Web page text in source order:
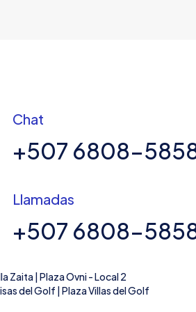
Chat
+507 6808-
Llamadas
+507 6808-
Zaita | Plaza Ovni - Local 2
del Golf | Plaza Villas del Golf